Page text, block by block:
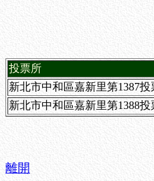
投票所
新北市中和區嘉新里第1387投
新北市中和區嘉新里第1388投
離開